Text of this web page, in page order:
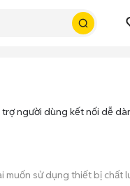
trợ người dùng kết nối dễ
sử dụng thiết bị